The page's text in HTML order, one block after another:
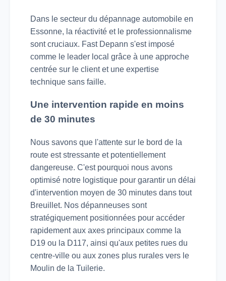
Dans le secteur du dépannage automobile en
Essonne, la réactivité et le professionnalisme
sont cruciaux. Fast Depann s'est imposé
comme le leader local grâce à une approche
centrée sur le client et une expertise
technique sans faille.
Une intervention rapide en moins
de 30 minutes
Nous savons que l'attente sur le bord de la
route est stressante et potentiellement
dangereuse. C'est pourquoi nous avons
optimisé notre logistique pour garantir un délai
d'intervention moyen de 30 minutes dans tout
Breuillet. Nos dépanneuses sont
stratégiquement positionnées pour accéder
rapidement aux axes principaux comme la
D19 ou la D117, ainsi qu'aux petites rues du
centre-ville ou aux zones plus rurales vers le
Moulin de la Tuilerie.